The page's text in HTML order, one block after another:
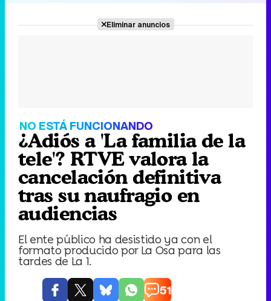
Eliminar anuncios
NO ESTÁ FUNCIONANDO
¿Adiós a 'La familia de la
tele'? RTVE valora la
cancelación definitiva
tras su naufragio en
audiencias
El ente público ha desistido ya con el
formato producido por La Osa para las
tardes de La 1.
51